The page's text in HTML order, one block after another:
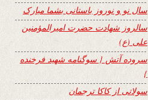
سال نو و نوروز باستانی بشما مبارک
سالروز شهادت حضرت امیرالمؤمنین
علی (ع)
سروده آتش { سوگنامه شهید فرخنده
}
سولاتی از کاکا ترجمان